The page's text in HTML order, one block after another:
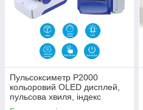
Пульсоксиметр P2000
кольоровий OLED дисплей,
пульсова хвиля, індекс
перфузії